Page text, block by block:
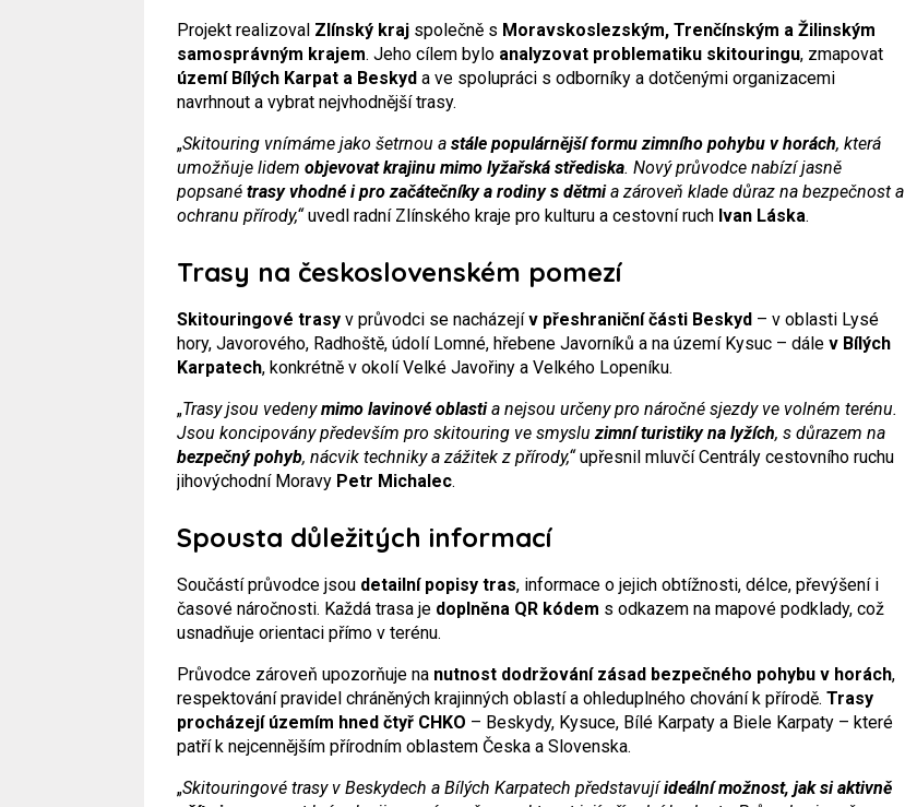
Projekt realizoval Zlínský kraj společně s Moravskoslezským, Trenčínským a Žilinským
samosprávným krajem. Jeho cílem bylo analyzovat problematiku skitouringu, zmapovat
území Bílých Karpat a Beskyd a ve spolupráci s odborníky a dotčenými organizacemi
navrhnout a vybrat nejvhodnější trasy.
„Skitouring vnímáme jako šetrnou a stále populárnější formu zimního pohybu v horách, která
umožňuje lidem objevovat krajinu mimo lyžařská střediska. Nový průvodce nabízí jasně
popsané trasy vhodné i pro začátečníky a rodiny s dětmia zároveň klade důraz na bezpečnost a
ochranu přírody,“uvedl radní Zlínského kraje pro kulturu a cestovní ruch Ivan Láska.
Trasy na československém pomezí
Skitouringové trasy v průvodci se nacházejív přeshraniční části Beskyd – v oblasti Lysé
hory, Javorového, Radhoště, údolí Lomné, hřebene Javorníků a na území Kysuc – dále v Bílých
Karpatech, konkrétně v okolí Velké Javořiny a Velkého Lopeníku.
„Trasy jsou vedenymimo lavinové oblastia nejsou určeny pro náročné sjezdy ve volném terénu.
Jsou koncipovány především pro skitouring ve smysluzimní turistiky na lyžích, s důrazem na
bezpečný pohyb, nácvik techniky a zážitek z přírody,“upřesnil mluvčí Centrály cestovního ruchu
jihovýchodní Moravy Petr Michalec.
Spousta důležitých informací
Součástí průvodce jsou detailní popisy tras, informace o jejich obtížnosti, délce, převýšení i
časové náročnosti. Každá trasa je doplněna QR kódem s odkazem na mapové podklady, což
usnadňuje orientaci přímo v terénu.
Průvodce zároveň upozorňuje na nutnost dodržování zásad bezpečného pohybu v horách,
respektování pravidel chráněných krajinných oblastí a ohleduplného chování k přírodě. Trasy
procházejí územím hned čtyř CHKO – Beskydy, Kysuce, Bílé Karpaty a Biele Karpaty – které
patří k nejcennějším přírodním oblastem Česka a Slovenska.
„Skitouringové trasy v Beskydech a Bílých Karpatech představujíideální možnost, jak si aktivně